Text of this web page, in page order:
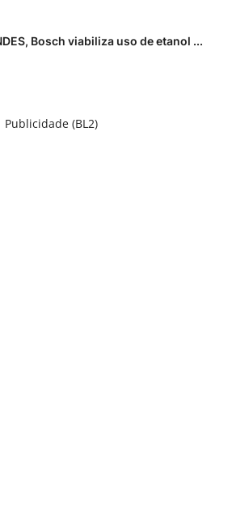
Bosch viabiliza uso de etanol ...
Publicidade (BL2)